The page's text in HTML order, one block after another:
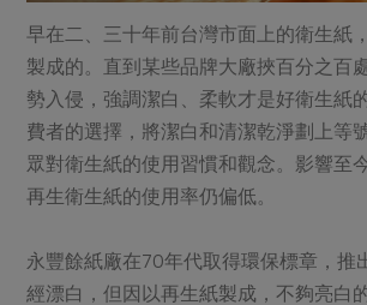
早在二、三十年前台灣市面上的衛生紙
製成的。直到某些品牌大廠挾百分之百
勢入侵，強調潔白、柔軟才是好衛生紙
費者的選擇，將潔白和清潔乾淨劃上等
眾對衛生紙的使用習慣和觀念。影響至
再生衛生紙的使用率仍偏低。
永豐餘紙廠在70年代取得環保標章，推
經漂白，但因以再生紙製成，不夠亮白